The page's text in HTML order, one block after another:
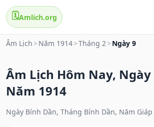
🗓️Amlich.org
Âm Lịch > Năm 1914>Tháng 2> Ngày 9
Âm Lịch Hôm Nay, Ngày
Năm 1914
Ngày Bính Dần, Tháng Bính Dần, Năm Giáp